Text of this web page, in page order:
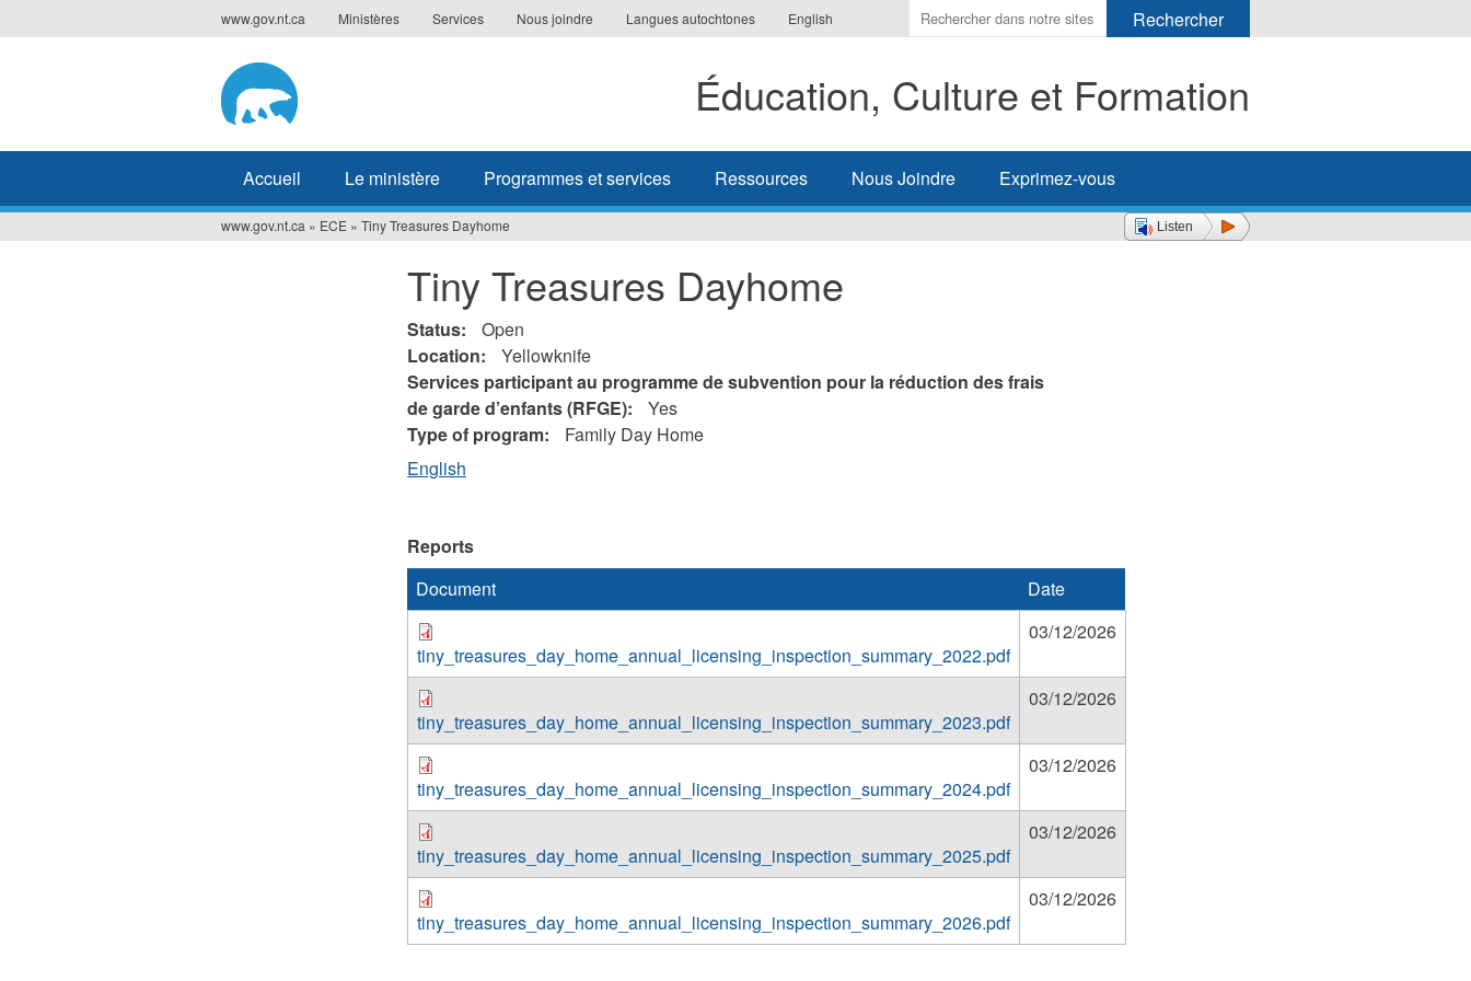
to
www.gov.nt.ca Ministères Services Nous joindre Langues autochtones English
Indiquer
les
à
rechercher
Éducation, Culture et Formation
Accueil Le ministère Programmes et services Ressources Nous Joindre Exprimez-vous
Listen
www.gov.nt.ca » ECE » Tiny Treasures Dayhome
Tiny Treasures Dayhome
Status:
Open
Location:
Yellowknife
Services participant au programme de subvention pour la réduction des frais
de garde d’enfants (RFGE):
Yes
Type of program:
Family Day Home
English
Reports
Document
Date
tiny_treasures_day_home_annual_licensing_inspection_summary_2022.pdf
03/12/2026
tiny_treasures_day_home_annual_licensing_inspection_summary_2023.pdf
03/12/2026
tiny_treasures_day_home_annual_licensing_inspection_summary_2024.pdf
03/12/2026
tiny_treasures_day_home_annual_licensing_inspection_summary_2025.pdf
03/12/2026
tiny_treasures_day_home_annual_licensing_inspection_summary_2026.pdf
03/12/2026